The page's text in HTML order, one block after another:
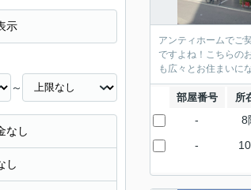
アンティホームでご
ですよね！こちらの
も広々とお住まいに
部屋番号 所
- 8
-
示
～
なし
し